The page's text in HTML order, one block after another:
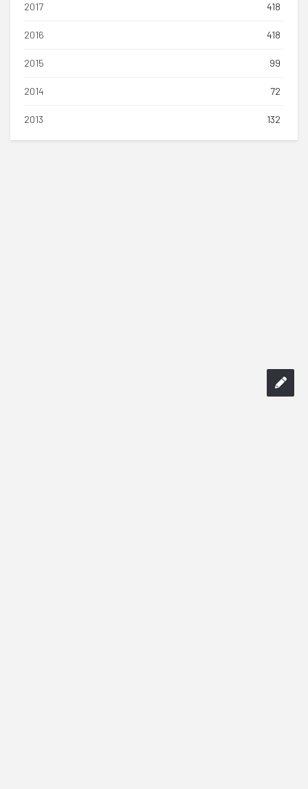
2017 418
2016 418
2015 99
2014 72
2013 132